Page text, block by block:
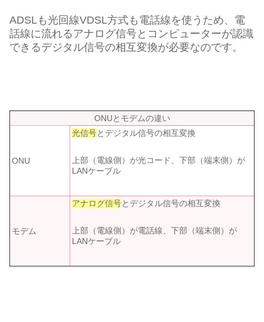
ADSLも光回線VDSL方式も電話線を使うため、電
話線に流れるアナログ信号とコンピューターが認識
できるデジタル信号の相互変換が必要なのです。
ONUとモデムの違い
ONU
光信号とデジタル信号の相互変換
上部（電線側）が光コード、下部（端末側）が
LANケーブル
モデム
アナログ信号とデジタル信号の相互変換
上部（電線側）が電話線、下部（端末側）が
LANケーブル